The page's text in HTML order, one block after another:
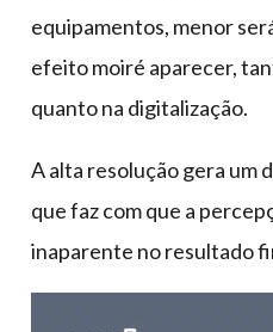
equipamentos, menor
efeito moiré aparecer,
quanto na digitalização.
A alta resolução gera um
que faz com que a
inaparente no resultado